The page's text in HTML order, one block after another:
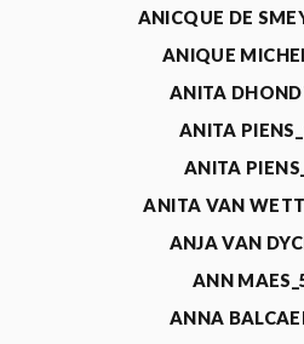
ANICQUE DE
ANIQUE
ANITA
ANITA
ANITA
ANITA VAN
ANJA VAN
ANN
ANNA